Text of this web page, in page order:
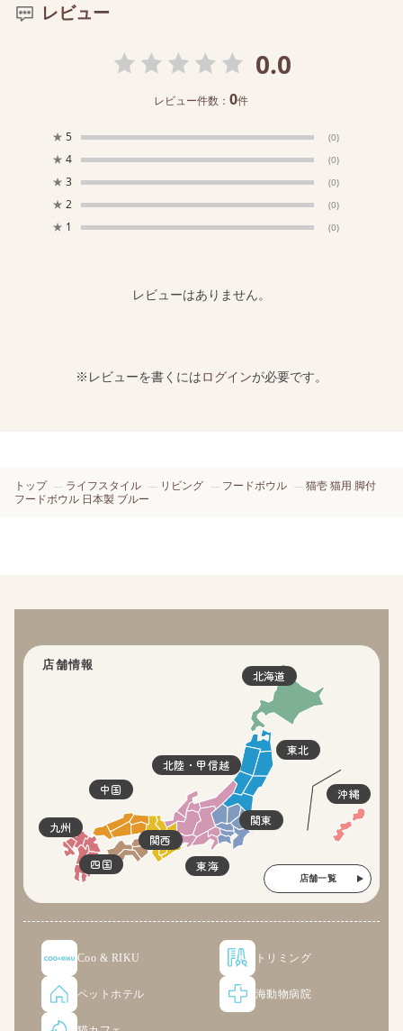
レビュー
0.0
レビュー件数：0件
★ 5 (0)
★ 4 (0)
★ 3 (0)
★ 2 (0)
★ 1 (0)
レビューはありません。
※レビューを書くにはログインが必要です。
トップ ライフスタイル リビング フードボウル
猫壱 猫用 脚付
フードボウル 日本製 ブルー
店舗情報
北海道
東北
関東
北陸・甲信越
東海
関西
四国
中国
九州
沖縄
店舗一覧
Coo & RIKU トリミング
ペットホテル 海動物病院